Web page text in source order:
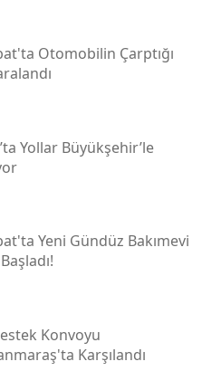
Otomobilin Çarptığı
Yollar Büyükşehir’le
Yeni Gündüz Bakımevi
Konvoyu
Karşılandı